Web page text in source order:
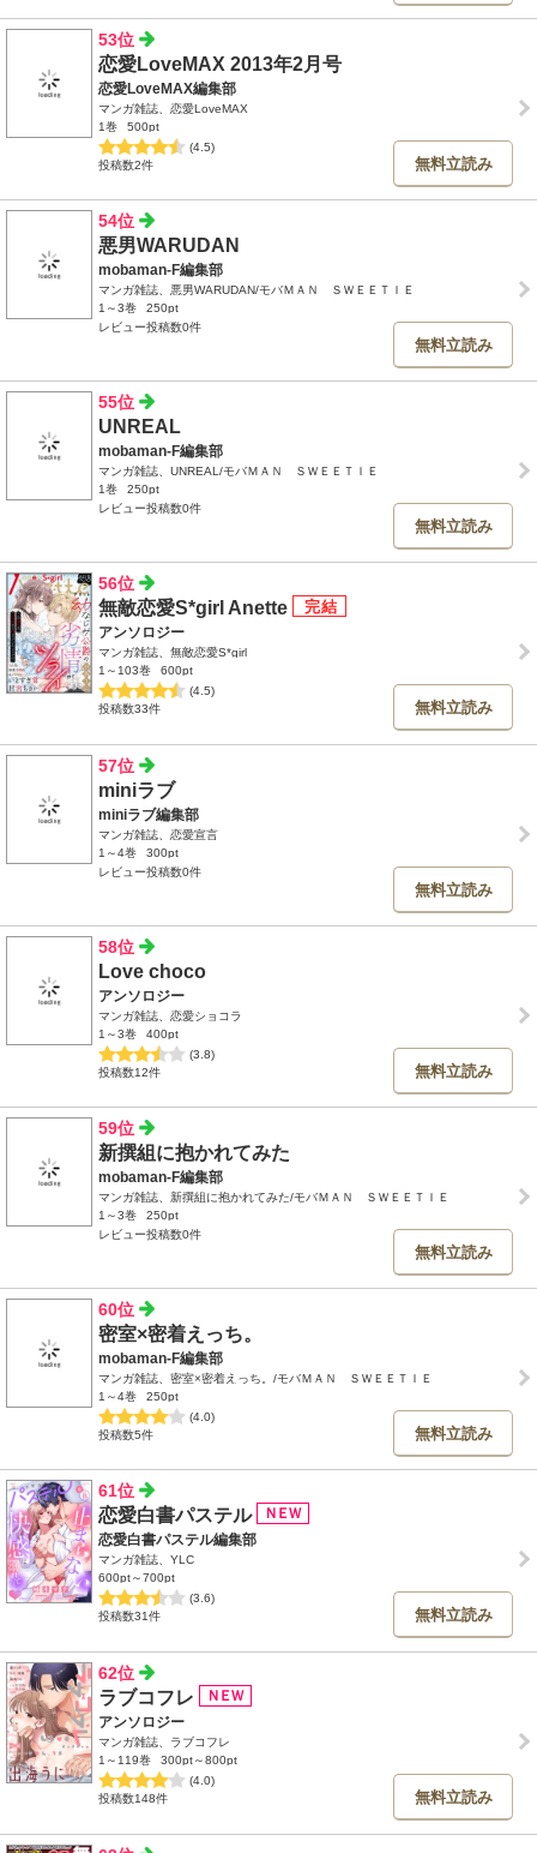
53位
恋愛LoveMAX 2013年2月号
恋愛LoveMAX編集部
マンガ雑誌、恋愛LoveMAX
1巻
500pt
(4.5)
投稿数2件
無料立読み
54位
悪男WARUDAN
mobaman-F編集部
マンガ雑誌、悪男WARUDAN/モバＭＡＮ ＳＷＥＥＴＩＥ
1～3巻
250pt
レビュー投稿数0件
無料立読み
55位
UNREAL
mobaman-F編集部
マンガ雑誌、UNREAL/モバＭＡＮ ＳＷＥＥＴＩＥ
1巻
250pt
レビュー投稿数0件
無料立読み
56位
無敵恋愛S*girl Anette
アンソロジー
マンガ雑誌、無敵恋愛S*girl
1～103巻
600pt
(4.5)
投稿数33件
無料立読み
57位
miniラブ
miniラブ編集部
マンガ雑誌、恋愛宣言
1～4巻
300pt
レビュー投稿数0件
無料立読み
58位
Love choco
アンソロジー
マンガ雑誌、恋愛ショコラ
1～3巻
400pt
(3.8)
投稿数12件
無料立読み
59位
新撰組に抱かれてみた
mobaman-F編集部
マンガ雑誌、新撰組に抱かれてみた/モバＭＡＮ ＳＷＥＥＴＩＥ
1～3巻
250pt
レビュー投稿数0件
無料立読み
60位
密室×密着えっち。
mobaman-F編集部
マンガ雑誌、密室×密着えっち。/モバＭＡＮ ＳＷＥＥＴＩＥ
1～4巻
250pt
(4.0)
投稿数5件
無料立読み
61位
恋愛白書パステル
恋愛白書パステル編集部
マンガ雑誌、YLC
600pt～700pt
(3.6)
投稿数31件
無料立読み
62位
ラブコフレ
アンソロジー
マンガ雑誌、ラブコフレ
1～119巻
300pt～800pt
(4.0)
投稿数148件
無料立読み